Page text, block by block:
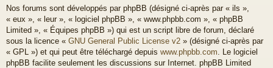
Nos forums sont développés par phpBB (désigné ci-après par « ils »,
« eux », « leur », « logiciel phpBB », « www.phpbb.com », « phpBB
Limited », « Équipes phpBB ») qui est un script libre de forum, déclaré
sous la licence « GNU General Public License v2 » (désigné ci-après par
« GPL ») et qui peut être téléchargé depuis www.phpbb.com . Le logiciel
phpBB facilite seulement les discussions sur Internet. phpBB Limited